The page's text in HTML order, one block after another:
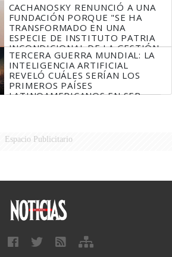
CACHANOSKY RENUNCIÓ A UNA
FUNDACIÓN PORQUE "SE HA
TRANSFORMADO EN UNA
ESPECIE DE INSTITUTO PATRIA
INCONDICIONAL DE LA GESTIÓN
DE MILEI"
TERCERA GUERRA MUNDIAL: LA
INTELIGENCIA ARTIFICIAL
REVELÓ CUÁLES SERÍAN LOS
PRIMEROS PAÍSES
LATINOAMERICANOS EN SER
Espacio Publicitario